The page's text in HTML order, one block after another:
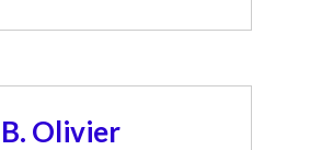
B. Olivier